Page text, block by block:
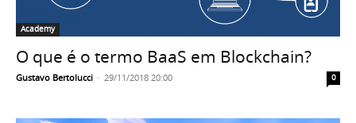
Academy
O que é o termo BaaS em Blockchain?
Gustavo Bertolucci - 29/11/2018 20:00 0